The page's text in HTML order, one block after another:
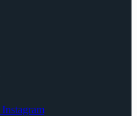
Instagram